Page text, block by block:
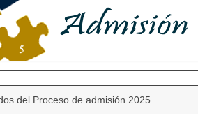
del Proceso de admisión 2025